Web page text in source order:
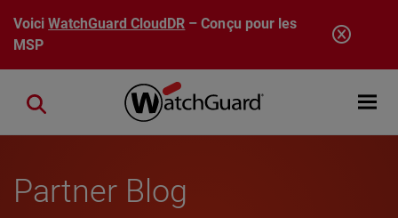
Aller au contenu principal
VoiciWatchGuard CloudDR – Conçu pour les
MSP
Open
Close search
Partner Blog